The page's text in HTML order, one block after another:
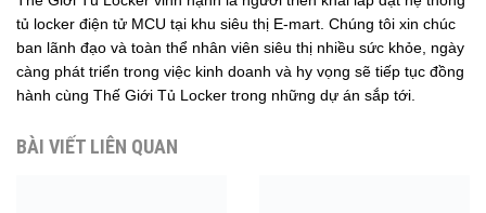
tủ locker điện tử MCU tại khu siêu thị E-mart. Chúng tôi xin chúc
ban lãnh đạo và toàn thể nhân viên siêu thị nhiều sức khỏe, ngày
càng phát triển trong việc kinh doanh và hy vọng sẽ tiếp tục đồng
hành cùng Thế Giới Tủ Locker trong những dự án sắp tới.
BÀI VIẾT LIÊN QUAN